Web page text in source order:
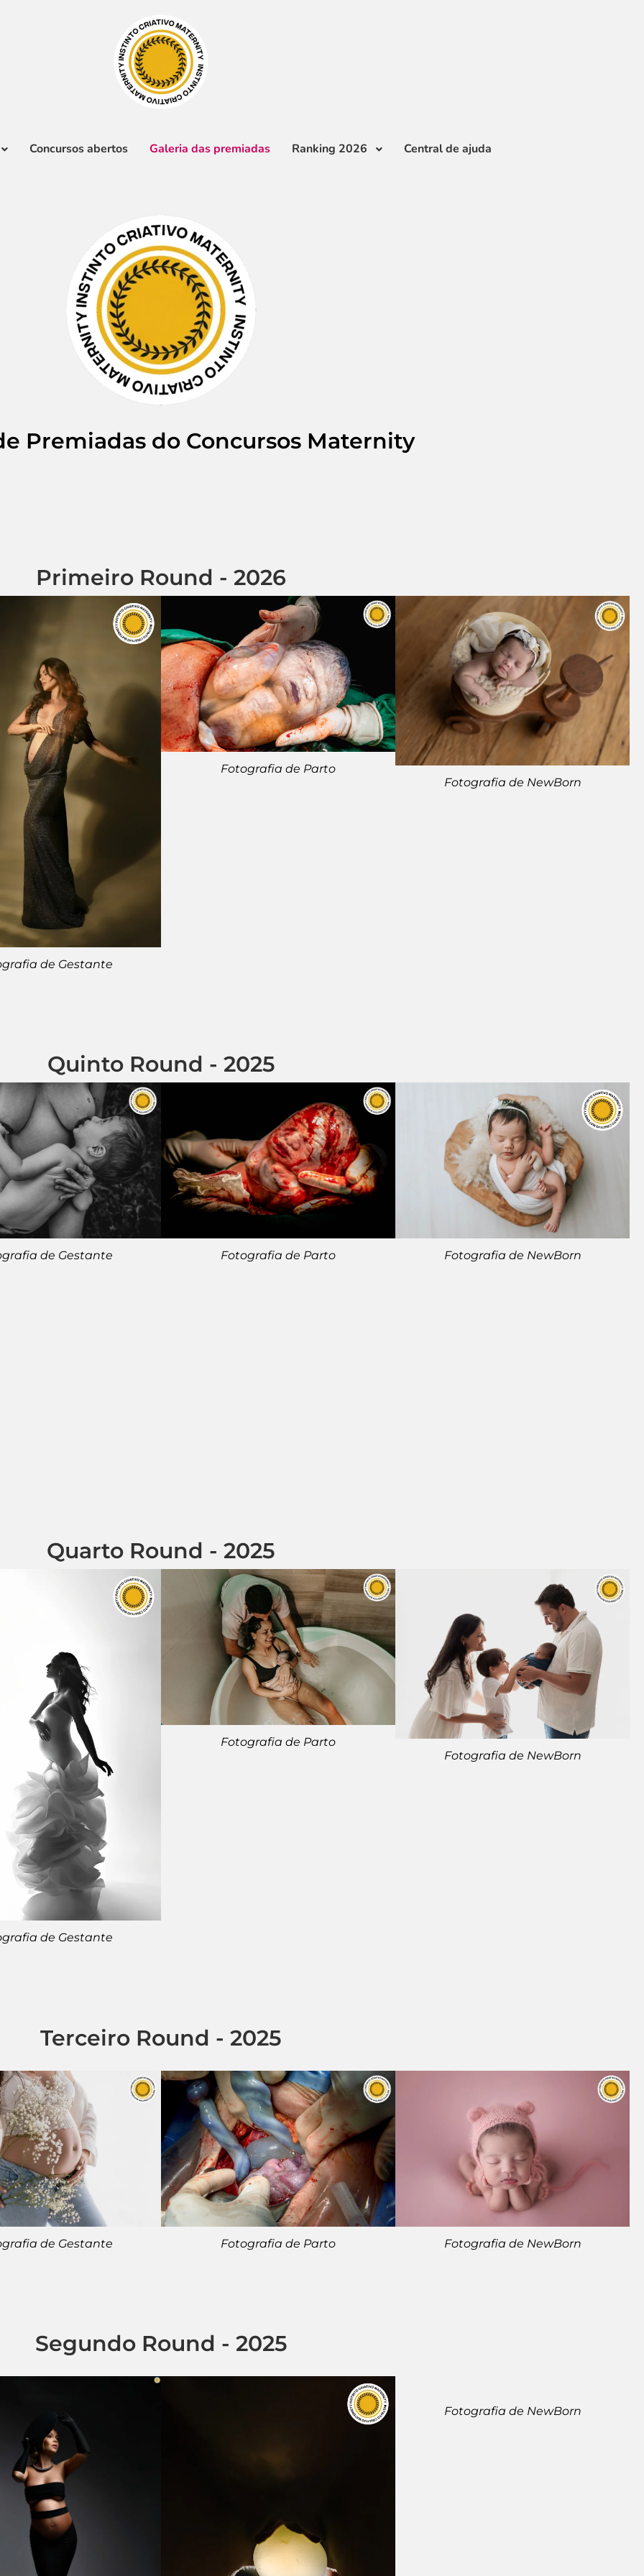
Concursos abertos Galeria das premiadas Ranking 2026 Central de ajuda
Premiadas do Concursos Maternity
Primeiro Round - 2026
de Gestante
Fotografia de Parto
Fotografia de NewBorn
Quinto Round - 2025
de Gestante Fotografia de Parto Fotografia de NewBorn
Quarto Round - 2025
de Gestante
Fotografia de Parto
Fotografia de NewBorn
Terceiro Round - 2025
de Gestante Fotografia de Parto Fotografia de NewBorn
Segundo Round - 2025
Fotografia de NewBorn